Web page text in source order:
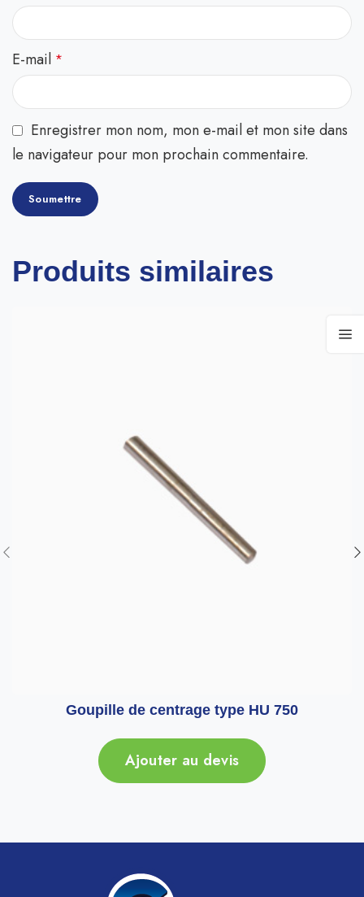
E-mail *
Enregistrer mon nom, mon e-mail et mon site dans
le navigateur pour mon prochain commentaire.
Produits similaires
Goupille de centrage type HU 750
Ajouter au devis